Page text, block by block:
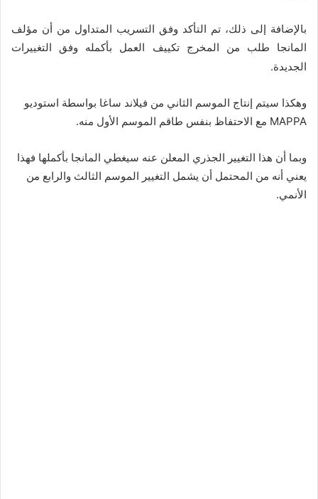
بالإضافة إلى ذلك، تم التأكد وفق التسريب المتداول من أن مؤلف
المانجا طلب من المخرج تكييف العمل بأكمله وفق التغييرات
الجديدة.
وهكذا سيتم إنتاج الموسم الثاني من فيلاند ساغا بواسطة استوديو
MAPPA مع الاحتفاظ بنفس طاقم الموسم الأول منه.
وبما أن هذا التغيير الجذري المعلن عنه سيغطي المانجا بأكملها فهذا
يعني أنه من المحتمل أن يشمل التغيير الموسم الثالث والرابع من
الأنمي.